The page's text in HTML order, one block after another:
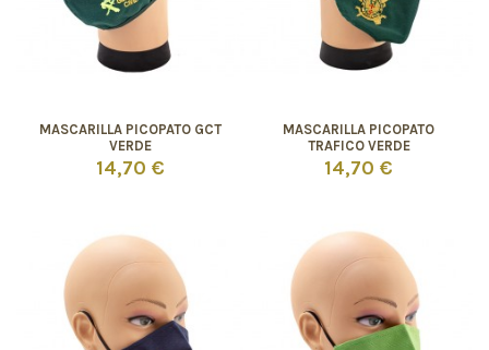
MASCARILLA PICOPATO GCT
VERDE
14,70 €
MASCARILLA PICOPATO
TRAFICO VERDE
14,70 €